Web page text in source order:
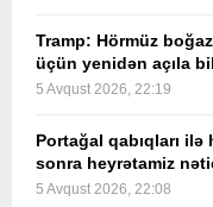
Tramp: Hörmüz
üçün yenidən açıla
5 Avqust 2026, 22:19
Portağal qabıqları
sonra heyrətamiz
5 Avqust 2026, 22:08